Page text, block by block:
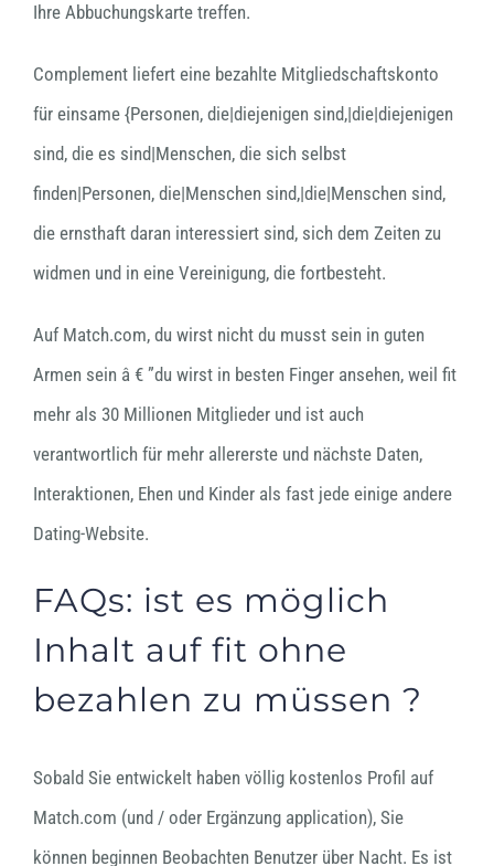
Ihre Abbuchungskarte treffen.
Complement liefert eine bezahlte Mitgliedschaftskonto
für einsame {Personen, die|diejenigen sind,|die|diejenigen
sind, die es sind|Menschen, die sich selbst
finden|Personen, die|Menschen sind,|die|Menschen sind,
die ernsthaft daran interessiert sind, sich dem Zeiten zu
widmen und in eine Vereinigung, die fortbesteht.
Auf Match.com, du wirst nicht du musst sein in guten
Armen sein â € ”du wirst in besten Finger ansehen, weil fit
mehr als 30 Millionen Mitglieder und ist auch
verantwortlich für mehr allererste und nächste Daten,
Interaktionen, Ehen und Kinder als fast jede einige andere
Dating-Website.
FAQs: ist es möglich
Inhalt auf fit ohne
bezahlen zu müssen ?
Sobald Sie entwickelt haben völlig kostenlos Profil auf
Match.com (und / oder Ergänzung application), Sie
können beginnen Beobachten Benutzer über Nacht. Es ist